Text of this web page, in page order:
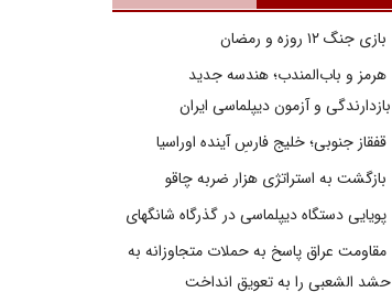
بازی جنگ ۱۲ روزه و رمضان
هرمز و باب‌المندب؛ هندسه جدید
بازدارندگی و آزمون دیپلماسی ایران
قفقاز جنوبی؛ خلیج فارسِ آینده اوراسیا
بازگشت به استراتژی هزار ضربه چاقو
پویایی دستگاه دیپلماسی در گذرگاه شانگهای
مقاومت عراق پاسخ به حملات متجاوزانه به
حشد الشعبی را به تعویق انداخت